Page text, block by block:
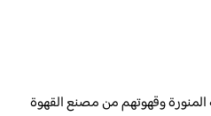
وقهوتهم من مصنع القهوة